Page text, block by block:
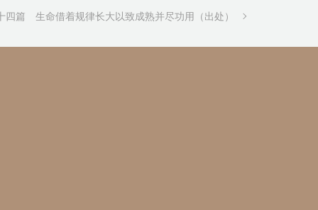
四篇 生命借着规律长大以致成熟并尽功用（出处）